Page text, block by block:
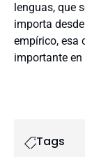
lenguas, que
importa
empírico, esa
importante en
Tags